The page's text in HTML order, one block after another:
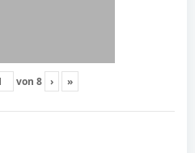
von 8 › »